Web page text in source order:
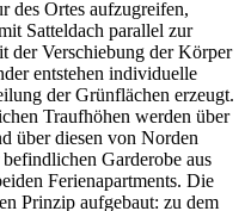
des Ortes aufzugreifen,
Satteldach parallel zur
der Verschiebung der Körper
entstehen individuelle
der Grünflächen erzeugt.
Traufhöhen werden über
über diesen von Norden
Garderobe aus
Ferienapartments. Die
Prinzip aufgebaut: zu dem